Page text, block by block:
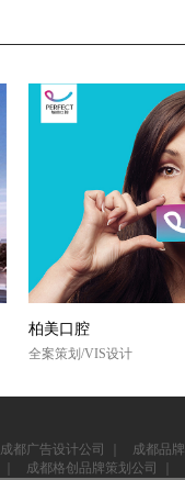
柏美口腔
全案策划/VIS设计
成都广告设计公司
成都品
成都格创品牌策划公司